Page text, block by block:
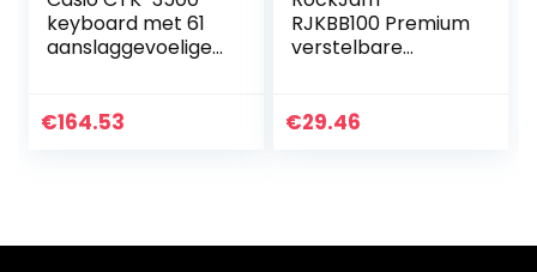
keyboard met 61
aanslaggevoelige
begeleidingsauto
€164.53
RJKBB100 Premium
verstelbare
en pianokruk, eén
€29.46